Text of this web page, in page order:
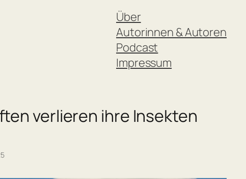
Über
Autorinnen & Autoren
Podcast
Impressum
verlieren ihre Insekten